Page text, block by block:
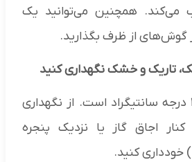
می‌کند. همچنین می‌توانید یک
از ظرف بگذارید.
دمای ایده‌آل زیر ۲۰ درجه سانتیگراد است. از نگهداری
کنار اجاق گاز یا نزدیک پنجره
خودداری کنید.